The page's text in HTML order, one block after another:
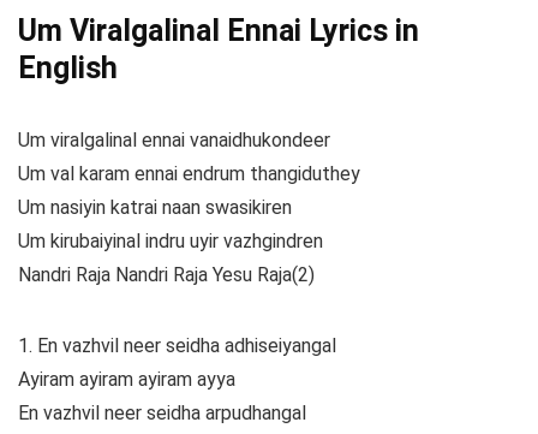
Um Viralgalinal Ennai Lyrics in
English
Um viralgalinal ennai vanaidhukondeer
Um val karam ennai endrum thangiduthey
Um nasiyin katrai naan swasikiren
Um kirubaiyinal indru uyir vazhgindren
Nandri Raja Nandri Raja Yesu Raja(2)
1. En vazhvil neer seidha adhiseiyangal
Ayiram ayiram ayiram ayya
En vazhvil neer seidha arpudhangal